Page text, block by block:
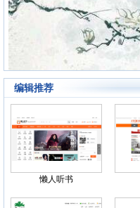
编辑推荐
懒人听书